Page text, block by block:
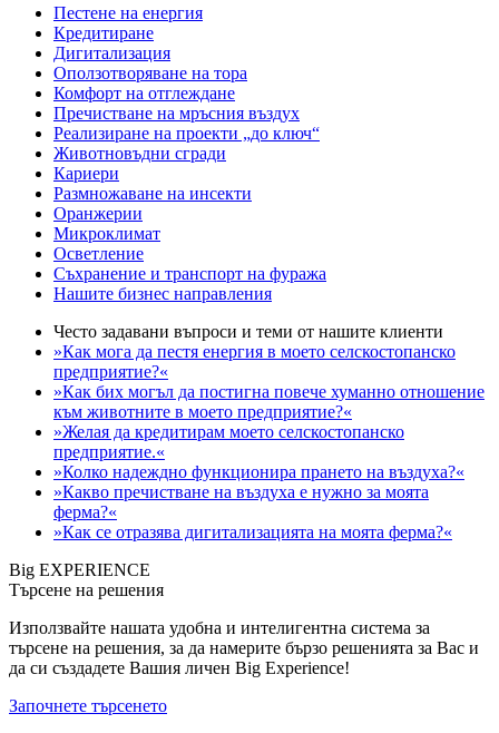
Пестене на енергия
Кредитиране
Дигитализация
Оползотворяване на тора
Комфорт на отглеждане
Пречистване на мръсния въздух
Реализиране на проекти „до ключ“
Животновъдни сгради
Кариери
Размножаване на инсекти
Оранжерии
Микроклимат
Осветление
Съхранение и транспорт на фуража
Нашите бизнес направления
Често задавани въпроси и теми от нашите клиенти
»Как мога да пестя енергия в моето селскостопанско
предприятие?«
»Как бих могъл да постигна повече хуманно отношение
към животните в моето предприятие?«
»Желая да кредитирам моето селскостопанско
предприятие.«
»Колко надеждно функционира прането на въздуха?«
»Какво пречистване на въздуха е нужно за моята
ферма?«
»Как се отразява дигитализацията на моята ферма?«
Big EXPERIENCE
Търсене на решения
Използвайте нашата удобна и интелигентна система за
търсене на решения, за да намерите бързо решенията за Вас и
да си създадете Вашия личен Big Experience!
Започнете търсенето